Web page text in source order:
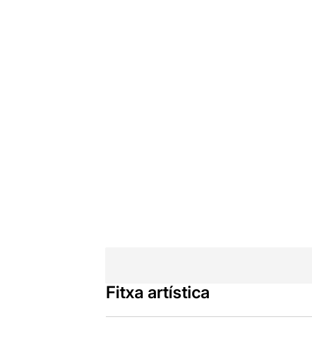
Fitxa artística